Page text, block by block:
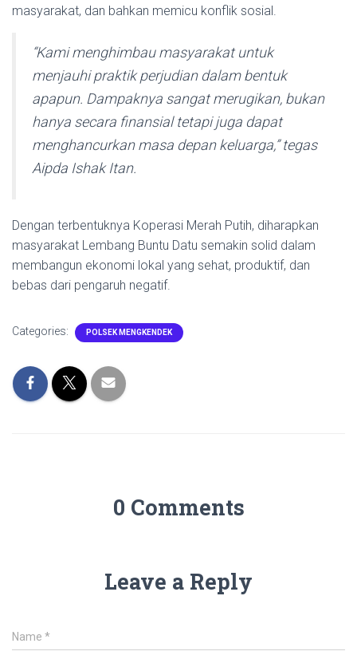
masyarakat, dan bahkan memicu konflik sosial.
“Kami menghimbau masyarakat untuk
menjauhi praktik perjudian dalam bentuk
apapun. Dampaknya sangat merugikan, bukan
hanya secara finansial tetapi juga dapat
menghancurkan masa depan keluarga,”tegas
Aipda Ishak Itan.
Dengan terbentuknya Koperasi Merah Putih, diharapkan
masyarakat Lembang Buntu Datu semakin solid dalam
membangun ekonomi lokal yang sehat, produktif, dan
bebas dari pengaruh negatif.
Categories: POLSEK MENGKENDEK
0 Comments
Leave a Reply
Name *